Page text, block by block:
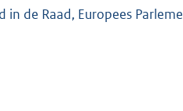
de Raad, Europees